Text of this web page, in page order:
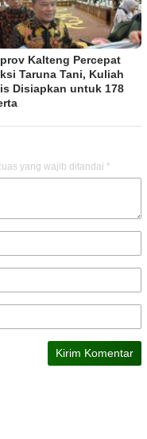
Kalteng Percepat
Taruna Tani, Kuliah
Disiapkan untuk 178
yang wajib ditandai *